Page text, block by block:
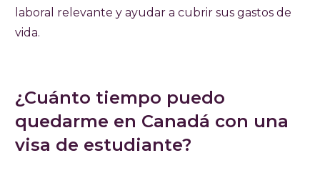
laboral relevante y ayudar a cubrir sus gastos de
vida.
¿Cuánto tiempo puedo
quedarme en Canadá con una
visa de estudiante?